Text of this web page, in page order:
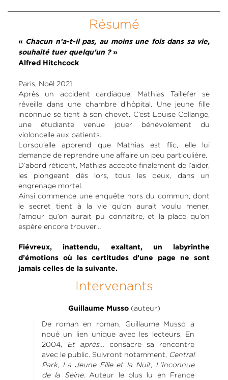
Résumé
« Chacun n’a-t-il pas, au moins une fois dans sa vie,
souhaité tuer quelqu’un ?»
Alfred Hitchcock
Paris, Noël 2021.
Après un accident cardiaque, Mathias Taillefer se
réveille dans une chambre d’hôpital. Une jeune fille
inconnue se tient à son chevet. C’est Louise Collange,
une étudiante venue jouer bénévolement du
violoncelle aux patients.
Lorsqu’elle apprend que Mathias est flic, elle lui
demande de reprendre une affaire un peu particulière.
D’abord réticent, Mathias accepte finalement de l’aider,
les plongeant dès lors, tous les deux, dans un
engrenage mortel.
Ainsi commence une enquête hors du commun, dont
le secret tient à la vie qu’on aurait voulu mener,
l’amour qu’on aurait pu connaître, et la place qu’on
espère encore trouver…
Fiévreux, inattendu, exaltant, un labyrinthe
d’émotions où les certitudes d’une page ne sont
jamais celles de la suivante.
Intervenants
Guillaume Musso(auteur)
De roman en roman, Guillaume Musso a
noué un lien unique avec les lecteurs. En
2004, Et après… consacre sa rencontre
avec le public. Suivront notamment, Central
Park, La Jeune Fille et la Nuit, L’Inconnue
de la Seine. Auteur le plus lu en France